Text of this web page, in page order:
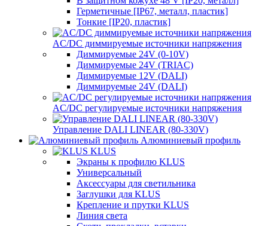
Герметичные [IP67, металл, пластик]
Тонкие [IP20, пластик]
AC/DC диммируемые источники напряжения
Диммируемые 24V (0-10V)
Диммируемые 24V (TRIAC)
Диммируемые 12V (DALI)
Диммируемые 24V (DALI)
AC/DC регулируемые источники напряжения
Управление DALI LINEAR (80-330V)
Алюминиевый профиль
KLUS
Экраны к профилю KLUS
Универсальный
Аксессуары для светильника
Заглушки для KLUS
Крепление и прутки KLUS
Линия света